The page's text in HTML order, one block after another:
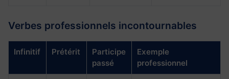
Verbes professionnels incontournables
Infinitif Prétérit
Participe
passé
Exemple
professionnel